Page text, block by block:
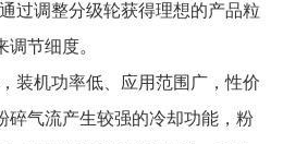
过调整分级轮获得理想的产品粒
节细度。
装机功率低、应用范围广，性价
碎气流产生较强的冷却功能，粉